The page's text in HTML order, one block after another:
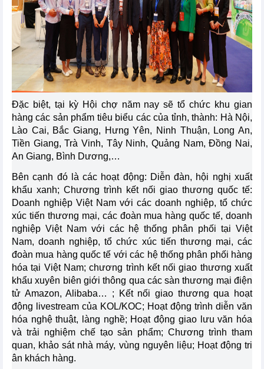
Đặc biệt, tại kỳ Hội chợ năm nay sẽ tổ chức khu gian
hàng các sản phẩm tiêu biểu các của tỉnh, thành: Hà Nội,
Lào Cai, Bắc Giang, Hưng Yên, Ninh Thuận, Long An,
Tiền Giang, Trà Vinh, Tây Ninh, Quảng Nam, Đồng Nai,
An Giang, Bình Dương,…
Bên cạnh đó là các hoạt động: Diễn đàn, hội nghị xuất
khẩu xanh; Chương trình kết nối giao thương quốc tế:
Doanh nghiệp Việt Nam với các doanh nghiệp, tổ chức
xúc tiến thương mại, các đoàn mua hàng quốc tế, doanh
nghiệp Việt Nam với các hệ thống phân phối tại Việt
Nam, doanh nghiệp, tổ chức xúc tiến thương mại, các
đoàn mua hàng quốc tế với các hệ thống phân phối hàng
hóa tại Việt Nam; chương trình kết nối giao thương xuất
khẩu xuyên biên giới thông qua các sàn thương mại điện
tử Amazon, Alibaba… ; Kết nối giao thương qua hoạt
động livestream của KOL/KOC; Hoạt động trình diễn văn
hóa nghệ thuật, làng nghề; Hoạt động giao lưu văn hóa
và trải nghiệm chế tạo sản phẩm; Chương trình tham
quan, khảo sát nhà máy, vùng nguyên liệu; Hoạt động tri
ân khách hàng.